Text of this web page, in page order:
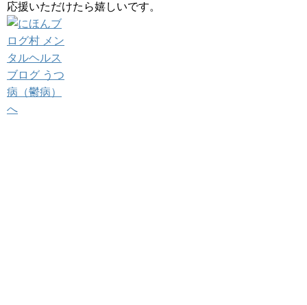
応援いただけたら嬉しいです。